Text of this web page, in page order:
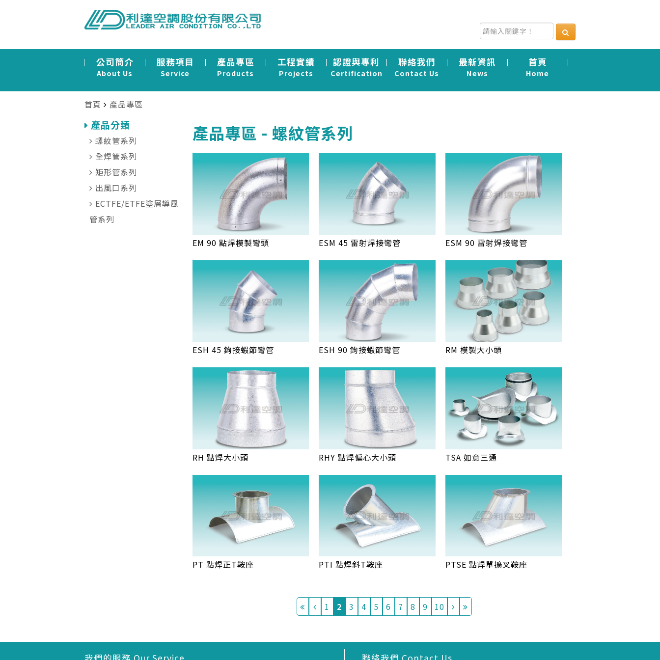
公司簡介
About Us
服務項目
Service
產品專區
Products
工程實績
Projects
認證與專利
Certification
聯絡我們
Contact Us
最新資訊
News
首頁
Home
首頁 產品專區
產品分類
螺紋管系列
全焊管系列
矩形管系列
出風口系列
ECTFE/ETFE塗層導風
管系列
產品專區 - 螺紋管系列
EM 90 點焊模製彎頭 ESM 45 雷射焊接彎管 ESM 90 雷射焊接彎管
ESH 45 鉤接蝦節彎管 ESH 90 鉤接蝦節彎管 RM 模製大小頭
RH 點焊大小頭 RHY 點焊偏心大小頭 TSA 如意三通
PT 點焊正T鞍座 PTI 點焊斜T鞍座 PTSE 點焊單擴叉鞍座
1 2 3 4 5 6 7 8 9 10